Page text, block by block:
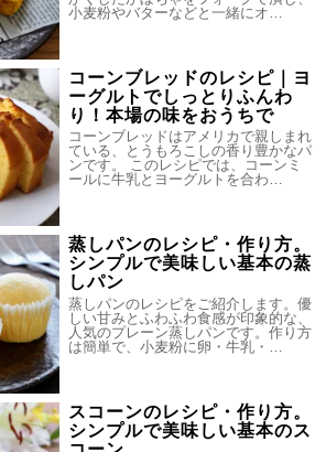
小麦粉やバターなどと一緒にオ…
コーンブレッドのレシピ｜ヨ
ーグルトでしっとりふんわ
り！本場の味をおうちで
コーンブレッドはアメリカで親しまれ
ている、とうもろこしの香り豊かなパ
ンです。 このレシピでは、コーンミ
ールに牛乳とヨーグルトを合わ…
蒸しパンのレシピ・作り方。
シンプルで美味しい基本の蒸
しパン
蒸しパンのレシピをご紹介します。優
しい甘みとふわふわ食感が印象的な、
人気のプレーン蒸しパンです。作り方
は簡単で、小麦粉に卵・牛乳・…
スコーンのレシピ・作り方。
シンプルで美味しい基本のス